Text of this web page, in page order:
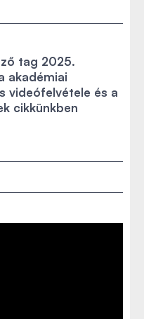
tag 2025.
akadémiai
videófelvétele és a
cikkünkben